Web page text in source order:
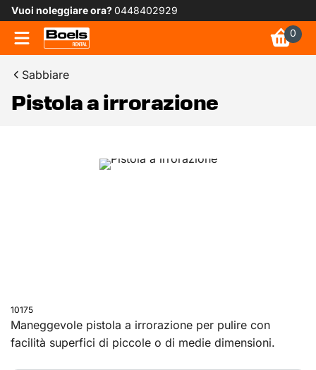
Vuoi noleggiare ora?0448402929
0
Sabbiare
Pistola a irrorazione
10175
Maneggevole pistola a irrorazione per pulire con
facilità superfici di piccole o di medie dimensioni.